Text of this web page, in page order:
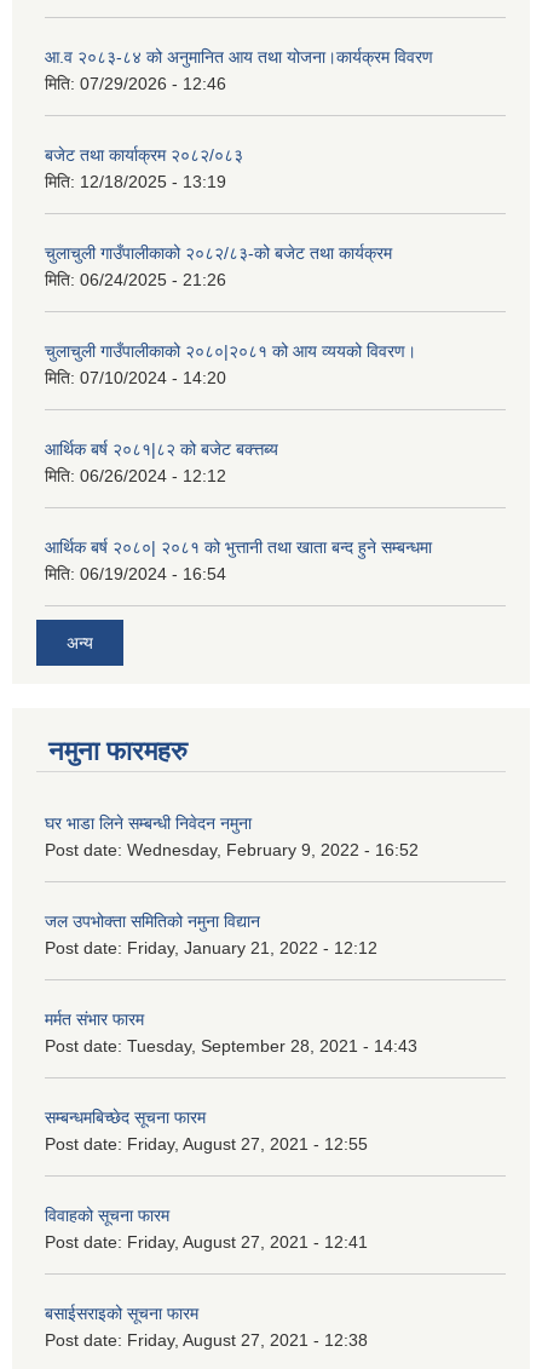
आ.व २०८३-८४ को अनुमानित आय तथा योजना।कार्यक्रम विवरण
मिति: 07/29/2026 - 12:46
बजेट तथा कार्याक्रम २०८२/०८३
मिति: 12/18/2025 - 13:19
चुलाचुली गाउँपालीकाको २०८२/८३-को बजेट तथा कार्यक्रम
मिति: 06/24/2025 - 21:26
चुलाचुली गाउँपालीकाको २०८०|२०८१ को आय व्ययको विवरण।
मिति: 07/10/2024 - 14:20
आर्थिक बर्ष २०८१|८२ को बजेट बक्त्तब्य
मिति: 06/26/2024 - 12:12
आर्थिक बर्ष २०८०| २०८१ को भुत्तानी तथा खाता बन्द हुने सम्बन्धमा
मिति: 06/19/2024 - 16:54
अन्य
नमुना फारमहरु
घर भाडा लिने सम्बन्धी निवेदन नमुना
Post date: Wednesday, February 9, 2022 - 16:52
जल उपभोक्ता समितिको नमुना विद्यान
Post date: Friday, January 21, 2022 - 12:12
मर्मत संभार फारम
Post date: Tuesday, September 28, 2021 - 14:43
सम्बन्धमबिच्छेद सूचना फारम
Post date: Friday, August 27, 2021 - 12:55
विवाहको सूचना फारम
Post date: Friday, August 27, 2021 - 12:41
बसाईसराइको सूचना फारम
Post date: Friday, August 27, 2021 - 12:38